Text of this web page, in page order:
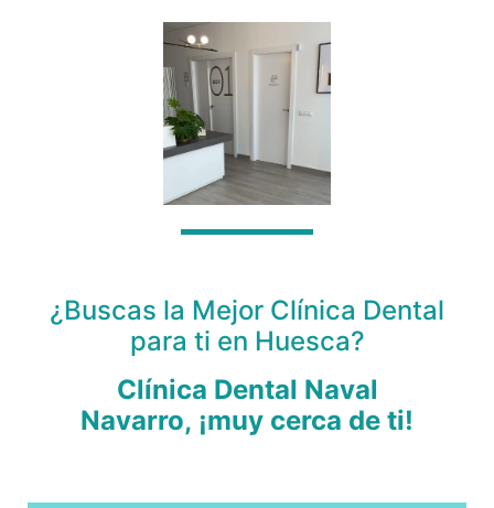
¿Buscas la Mejor Clínica Dental
para ti en Huesca?
Clínica Dental Naval
Navarro, ¡muy cerca de ti!